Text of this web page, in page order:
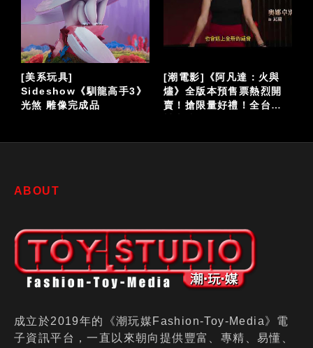
[美系玩具]
Sideshow《馴龍高手3》
光煞 雕像完成品
[潮電影]《阿凡達：火與
燼》全版本預售票熱烈開
賣！搶限量好禮！全台震
ABOUT
成立於2019年的《潮玩媒Fashion-Toy-Media》電
子資訊平台，一直以來朝向提供豐富、專精、易懂、